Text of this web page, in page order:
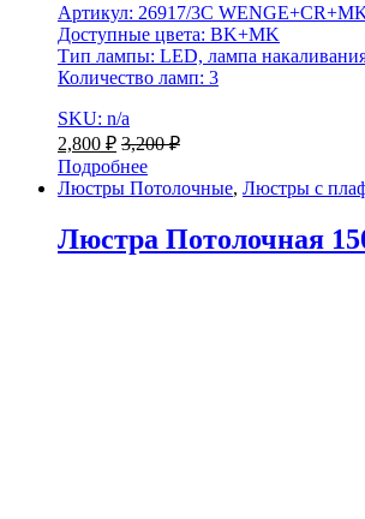
Артикул: 26917/3C
Доступные цвета: BK+MK
Тип лампы: LED, лампа
Количество ламп: 3
SKU: n/a
2,800 ₽ 3,200₽
Подробнее
Люстры Потолочные, Люстры с
Люстра Потолочная